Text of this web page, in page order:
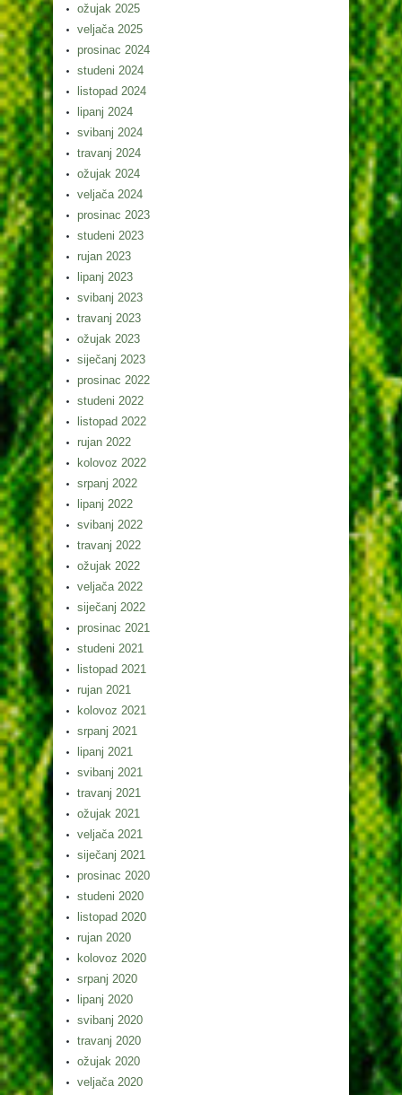
ožujak 2025
veljača 2025
prosinac 2024
studeni 2024
listopad 2024
lipanj 2024
svibanj 2024
travanj 2024
ožujak 2024
veljača 2024
prosinac 2023
studeni 2023
rujan 2023
lipanj 2023
svibanj 2023
travanj 2023
ožujak 2023
siječanj 2023
prosinac 2022
studeni 2022
listopad 2022
rujan 2022
kolovoz 2022
srpanj 2022
lipanj 2022
svibanj 2022
travanj 2022
ožujak 2022
veljača 2022
siječanj 2022
prosinac 2021
studeni 2021
listopad 2021
rujan 2021
kolovoz 2021
srpanj 2021
lipanj 2021
svibanj 2021
travanj 2021
ožujak 2021
veljača 2021
siječanj 2021
prosinac 2020
studeni 2020
listopad 2020
rujan 2020
kolovoz 2020
srpanj 2020
lipanj 2020
svibanj 2020
travanj 2020
ožujak 2020
veljača 2020